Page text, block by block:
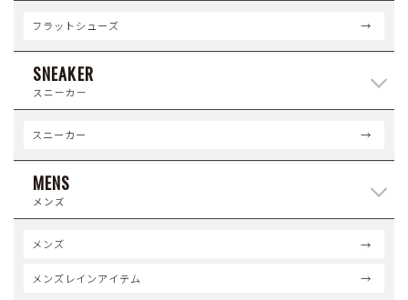
フラットシューズ
SNEAKER
スニーカー
スニーカー
MENS
メンズ
メンズ
メンズレインアイテム